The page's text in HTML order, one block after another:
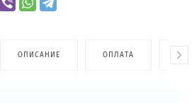
ОПИСАНИЕ ОПЛАТА